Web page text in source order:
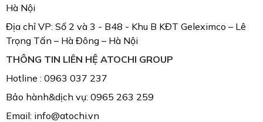
Hà Nội
Địa chỉ VP: Số 2 và 3 - B48 - Khu B KĐT Geleximco – Lê
Trọng Tấn – Hà Đông – Hà Nội
THÔNG TIN LIÊN HỆ ATOCHI GROUP
Hotline : 0963 037 237
Bảo hành&dịch vụ: 0965 263 259
Email: info@atochi.vn